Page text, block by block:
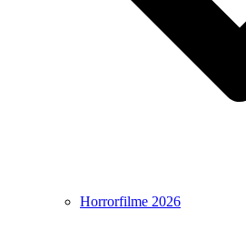
Horrorfilme 2026